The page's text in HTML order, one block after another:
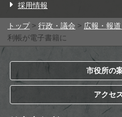
採用情報
トップ> 行政・議会 > 広報・報
利帳が電子書籍に
市役所の
アクセ